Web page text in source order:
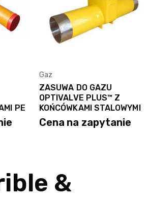
PE
Gaz
ZASUWA DO GAZU
OPTIVALVE PLUS™ Z
KOŃCÓWKAMI STALOWYMI
Cena na zapytanie
&